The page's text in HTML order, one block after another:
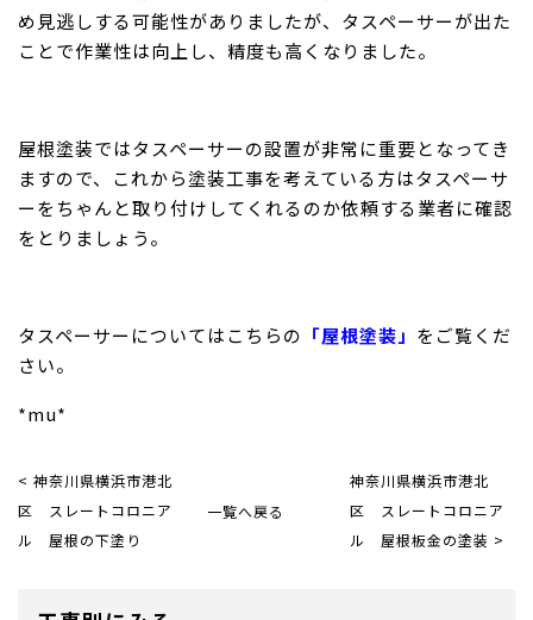
め見逃しする可能性がありましたが、タスペーサーが出た
ことで作業性は向上し、精度も高くなりました。
屋根塗装ではタスペーサーの設置が非常に重要となってき
ますので、これから塗装工事を考えている方はタスペーサ
ーをちゃんと取り付けしてくれるのか依頼する業者に確認
をとりましょう。
タスペーサーについてはこちらの 「屋根塗装」 をご覧くだ
さい。
*mu*
< 神奈川県横浜市港北
区 スレートコロニア
ル 屋根の下塗り
神奈川県横浜市港北
区 スレートコロニア
ル 屋根板金の塗装 >
一覧へ戻る